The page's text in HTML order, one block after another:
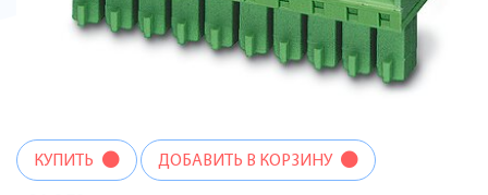
КУПИТЬ ДОБАВИТЬ В КОРЗИНУ